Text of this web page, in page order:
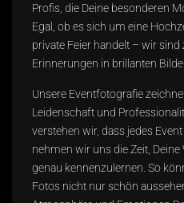
Profis, die Deine besonderen
Egal, ob es sich um eine
private Feier handelt – wir sind
Erinnerungen in brillanten
Unsere Eventfotografie
Leidenschaft und
verstehen wir, dass jedes
nehmen wir uns die Zeit,
genau kennenzulernen. So
Fotos nicht nur schön